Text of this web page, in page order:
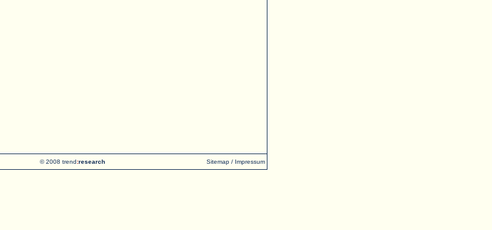
© 2008 trend:research Sitemap / Impressum